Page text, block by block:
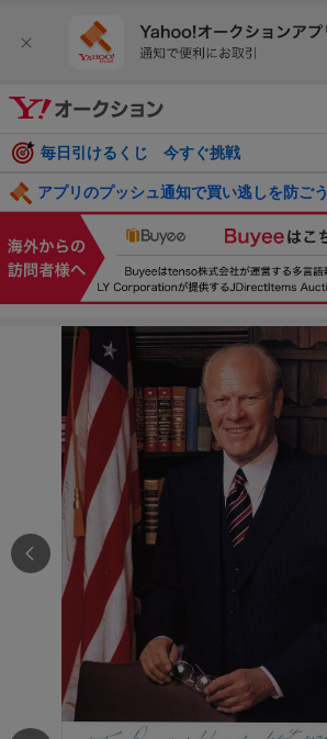
毎日引けるくじ 今すぐ挑戦
アプリのプッシュ通知で買い逃しを防ごう